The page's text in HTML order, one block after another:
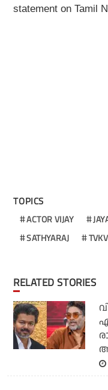
statement on Tamil
TOPICS
ACTOR VIJAY
SATHYARAJ
RELATED STORIES